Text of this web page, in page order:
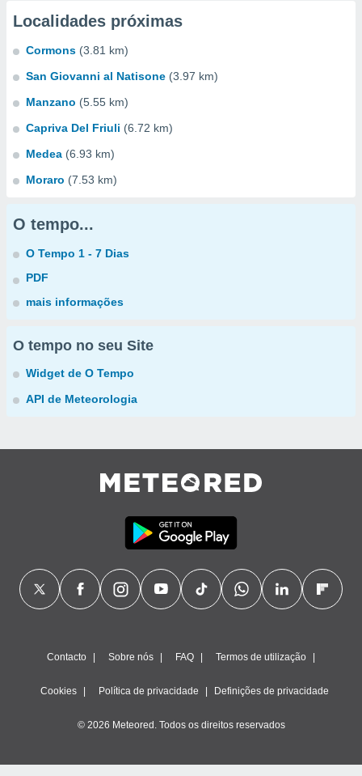
Localidades próximas
Cormons (3.81 km)
San Giovanni al Natisone (3.97 km)
Manzano (5.55 km)
Capriva Del Friuli (6.72 km)
Medea (6.93 km)
Moraro (7.53 km)
O tempo...
O Tempo 1 - 7 Dias
PDF
mais informações
O tempo no seu Site
Widget de O Tempo
API de Meteorologia
Contacto Sobre nós FAQ Termos de utilização
Cookies Política de privacidade Definições de privacidade
© 2026 Meteored. Todos os direitos reservados